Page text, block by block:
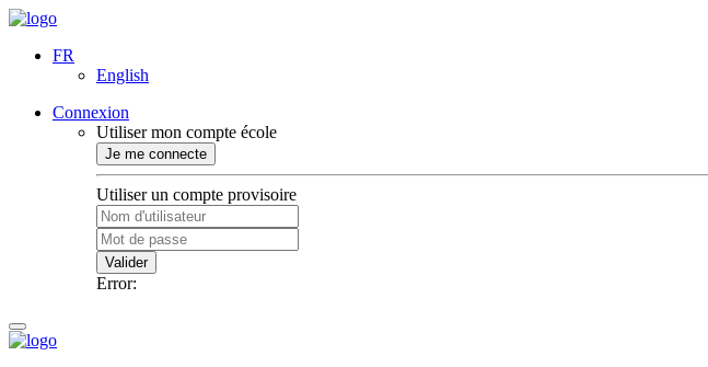
FR
English
Connexion
Utiliser mon compte école
Je me connecte
Utiliser un compte provisoire
Valider
Error: